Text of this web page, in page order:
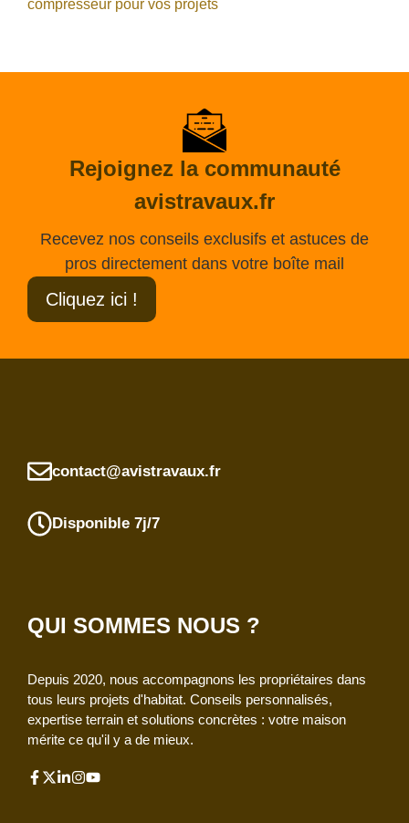
compresseur pour vos projets
Rejoignez la communauté
avistravaux.fr
Recevez nos conseils exclusifs et astuces de
pros directement dans votre boîte mail
Cliquez ici !
contact@avistravaux.fr
Disponible 7j/7
QUI SOMMES NOUS ?
Depuis 2020, nous accompagnons les propriétaires dans
tous leurs projets d'habitat. Conseils personnalisés,
expertise terrain et solutions concrètes : votre maison
mérite ce qu'il y a de mieux.